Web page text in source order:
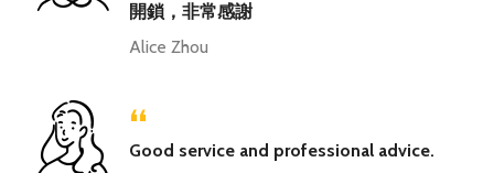
開鎖，非常感謝
Alice Zhou
“
Good service and professional advice.